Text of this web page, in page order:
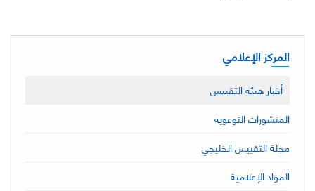
المركز الإعلامي
أخبار هيئة التقييس
المنشورات التوعوية
مجلة التقييس الخليجي
المواد الإعلامية